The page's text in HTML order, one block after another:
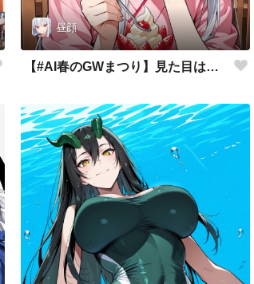
昼顔
【#AI春のGWまつり】見た目は子供